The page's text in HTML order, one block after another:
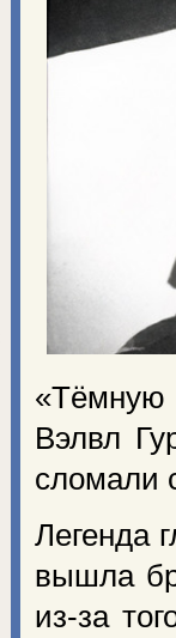
«Тёмную
Вэлвл
сломали
Легенда
вышла
из-за